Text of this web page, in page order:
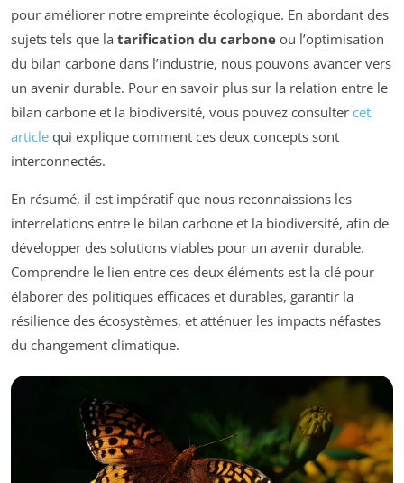
pour améliorer notre empreinte écologique. En abordant des
sujets tels que la tarification du carbone ou l’optimisation
du bilan carbone dans l’industrie, nous pouvons avancer vers
un avenir durable. Pour en savoir plus sur la relation entre le
bilan carbone et la biodiversité, vous pouvez consulter cet
article qui explique comment ces deux concepts sont
interconnectés.
En résumé, il est impératif que nous reconnaissions les
interrelations entre le bilan carbone et la biodiversité, afin de
développer des solutions viables pour un avenir durable.
Comprendre le lien entre ces deux éléments est la clé pour
élaborer des politiques efficaces et durables, garantir la
résilience des écosystèmes, et atténuer les impacts néfastes
du changement climatique.